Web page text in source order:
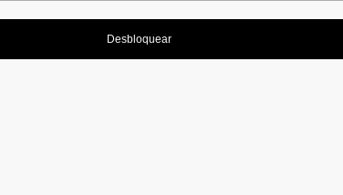
Desbloquear